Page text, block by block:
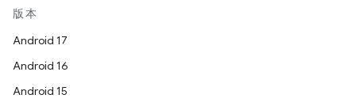
版本
Android 17
Android 16
Android 15